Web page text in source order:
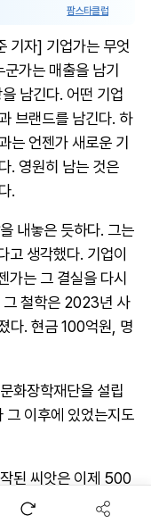
팜스타클럽
기자] 기업가는 무엇
군가는 매출을 남기
남긴다. 어떤 기업
브랜드를 남긴다. 하
는 언젠가 새로운 기
. 영원히 남는 것은
.
내놓은 듯하다. 그는
고 생각했다. 기업이
가는 그 결실을 다시
그 철학은 2023년 사
다. 현금 100억원, 명
화장학재단을 설립
그 이후에 있었는지도
된 씨앗은 이제 500
다. 누적 장학생은